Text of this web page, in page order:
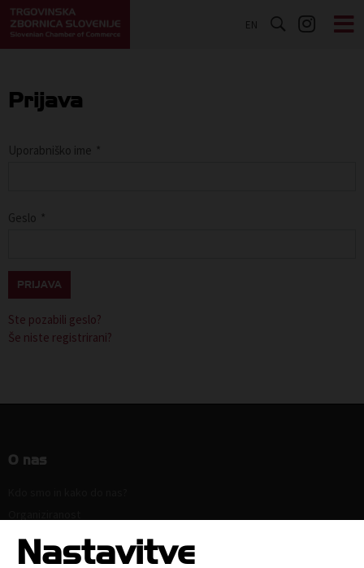
EN
Prijava
Uporabniško ime *
Geslo *
PRIJAVA
Ste pozabili geslo?
Še niste registrirani?
O nas
Strokovne komisije in sekcije
Poslanstvo, vrednote, vizija
Nastavitve